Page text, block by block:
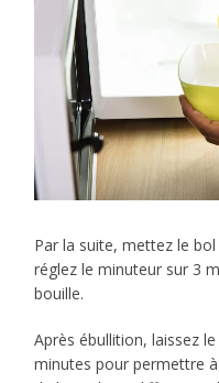
Par la suite, mettez le
réglez le minuteur sur 3
bouille.
Après ébullition, laissez
minutes pour permettre